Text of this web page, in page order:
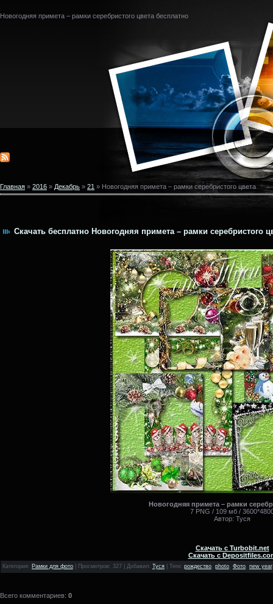
Новогодняя примета – рамки серебристого цвета бесплатно
Главная » 2016 » Декабрь » 21 » Новогодняя примета – рамки серебристого цвета
Скачать бесплатно Новогодняя примета – рамки серебристого
Новогодняя примета – рамки
7 PNG / 109 мб /
Автор: Туся
Скачать с Turbobit.net
Скачать с
Категория : Рамки для фото Просмотров: 327 | Добавил: Туся Теги: рождество, photo, Фото, new year
Всего комментариев: 0